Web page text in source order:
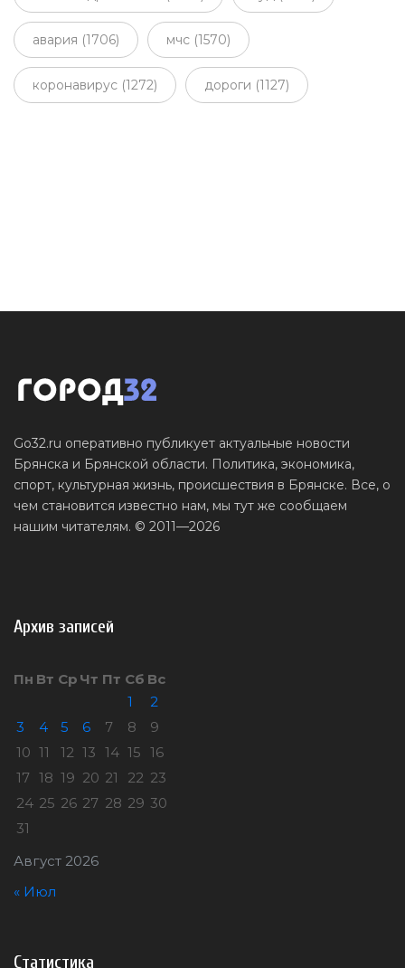
авария (1706) мчс (1570)
коронавирус (1272) дороги (1127)
Go32.ru оперативно публикует актуальные новости
Брянска и Брянской области. Политика, экономика,
спорт, культурная жизнь, происшествия в Брянске. Все, о
чем становится известно нам, мы тут же сообщаем
нашим читателям. © 2011—2026
Архив записей
Август 2026
Пн Вт Ср Чт Пт Сб Вс
1
2
3
4 5 6 7 8
9
10 11 12 13 14 15 16
17 18 19 20 21 22 23
24 25 26 27 28 29 30
31
« Июл
Статистика